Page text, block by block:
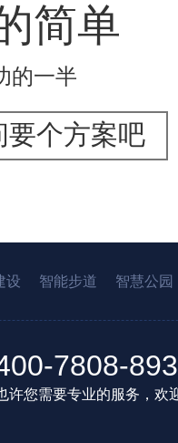
简单
的一半
要个方案吧
设 智能步道 智慧公园
7808-893
许您需要专业的服务，欢